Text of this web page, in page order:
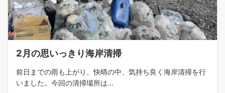
2月の思いっきり海岸清掃
前日までの雨も上がり、快晴の中、気持ち良く海岸清掃を行
いました。今回の清掃場所は...